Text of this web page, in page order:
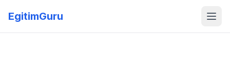
EgitimGuru